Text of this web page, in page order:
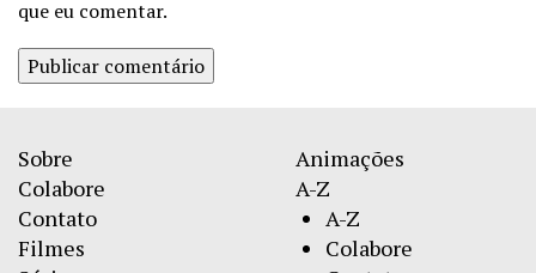
que eu comentar.
Sobre
Colabore
Contato
Filmes
Animações
A-Z
A-Z
Colabore